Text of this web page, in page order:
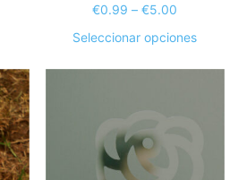
variantes.
Las
opciones
se
pueden
€0.99 – €5.00
through
Seleccionar opcionesEste